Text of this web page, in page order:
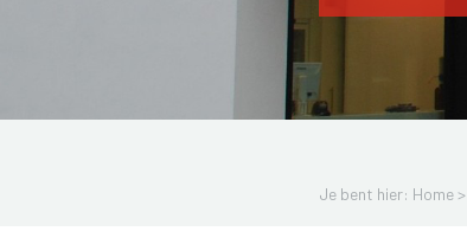
Je bent hier: Home >